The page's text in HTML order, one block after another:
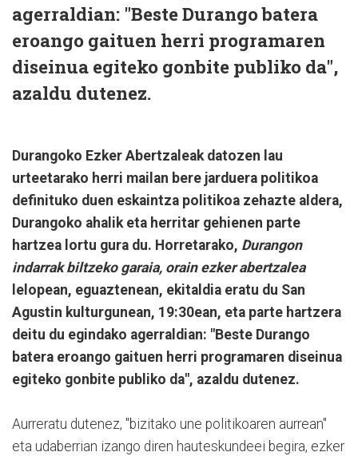
agerraldian: "Beste Durango batera
eroango gaituen herri programaren
diseinua egiteko gonbite publiko da",
azaldu dutenez.
Durangoko Ezker Abertzaleak datozen lau
urteetarako herri mailan bere jarduera politikoa
definituko duen eskaintza politikoa zehazte aldera,
Durangoko ahalik eta herritar gehienen parte
hartzea lortu gura du. Horretarako, Durangon
indarrak biltzeko garaia, orain ezker abertzalea
lelopean, eguaztenean, ekitaldia eratu du San
Agustin kulturgunean, 19:30ean, eta parte hartzera
deitu du egindako agerraldian: "Beste Durango
batera eroango gaituen herri programaren diseinua
egiteko gonbite publiko da", azaldu dutenez.
Aurreratu dutenez, "bizitako une politikoaren aurrean"
eta udaberrian izango diren hauteskundeei begira, ezker